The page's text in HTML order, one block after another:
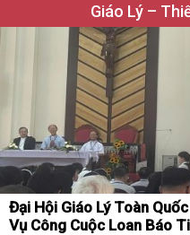
Giáo Lý –
Đại Hội Giáo Lý Toàn
Vụ Công Cuộc Loan Báo